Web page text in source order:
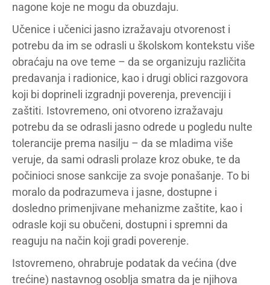
nagone koje ne mogu da obuzdaju.
Učenice i učenici jasno izražavaju otvorenost i
potrebu da im se odrasli u školskom kontekstu više
obraćaju na ove teme – da se organizuju različita
predavanja i radionice, kao i drugi oblici razgovora
koji bi doprineli izgradnji poverenja, prevenciji i
zaštiti. Istovremeno, oni otvoreno izražavaju
potrebu da se odrasli jasno odrede u pogledu nulte
tolerancije prema nasilju – da se mladima više
veruje, da sami odrasli prolaze kroz obuke, te da
počinioci snose sankcije za svoje ponašanje. To bi
moralo da podrazumeva i jasne, dostupne i
dosledno primenjivane mehanizme zaštite, kao i
odrasle koji su obučeni, dostupni i spremni da
reaguju na način koji gradi poverenje.
Istovremeno, ohrabruje podatak da većina (dve
trećine) nastavnog osoblja smatra da je njihova